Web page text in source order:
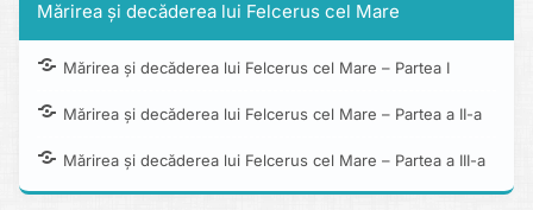
Mărirea și decăderea lui Felcerus cel Mare
Mărirea și decăderea lui Felcerus cel Mare – Partea I
Mărirea și decăderea lui Felcerus cel Mare – Partea a II-a
Mărirea și decăderea lui Felcerus cel Mare – Partea a III-a